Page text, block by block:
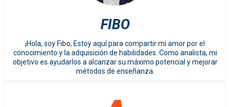
FIBO
¡Hola, soy Fibo, Estoy aquí para compartir mi amor por el
conocimiento y la adquisición de habilidades. Como analista, mi
objetivo es ayudarlos a alcanzar su máximo potencial y mejorar
métodos de enseñanza.